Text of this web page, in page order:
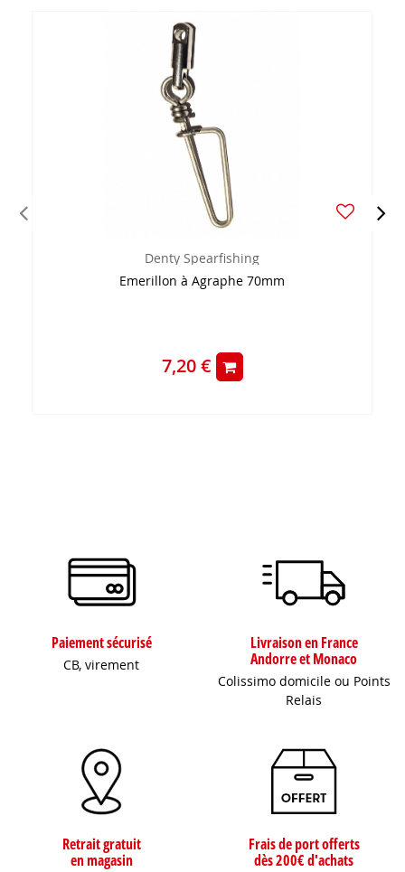
Denty Spearfishing
Emerillon à Agraphe 70mm
7,20 €
Paiement sécurisé
CB, virement
Livraison en France
Andorre et Monaco
Colissimo domicile ou Points
Relais
Retrait gratuit
en magasin
Frais de port offerts
dès 200€ d'achats